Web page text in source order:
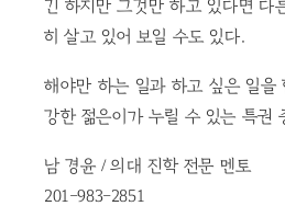
긴 하지만 그것만 하고 있다면 다
히 살고 있어 보일 수도 있다.
해야만 하는 일과 하고 싶은 일을
강한 젊은이가 누릴 수 있는 특권
남 경윤 / 의대 진학 전문 멘토
201-983-2851